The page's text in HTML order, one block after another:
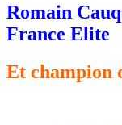
Romain
France Elite
Et champion